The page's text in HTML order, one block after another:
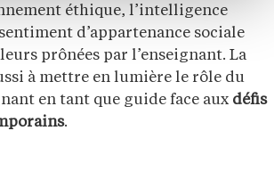
éthique, l’intelligence
d’appartenance sociale
prônées par l’enseignant. La
à mettre en lumière le rôle du
en tant que guide face aux défis
.